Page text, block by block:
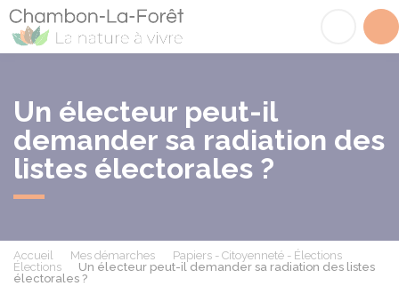
Un électeur peut-il
demander sa radiation des
listes électorales ?
Accueil Mes démarches
Papiers - Citoyenneté - Élections
Élections
Un électeur peut-il demander sa radiation des listes
électorales ?